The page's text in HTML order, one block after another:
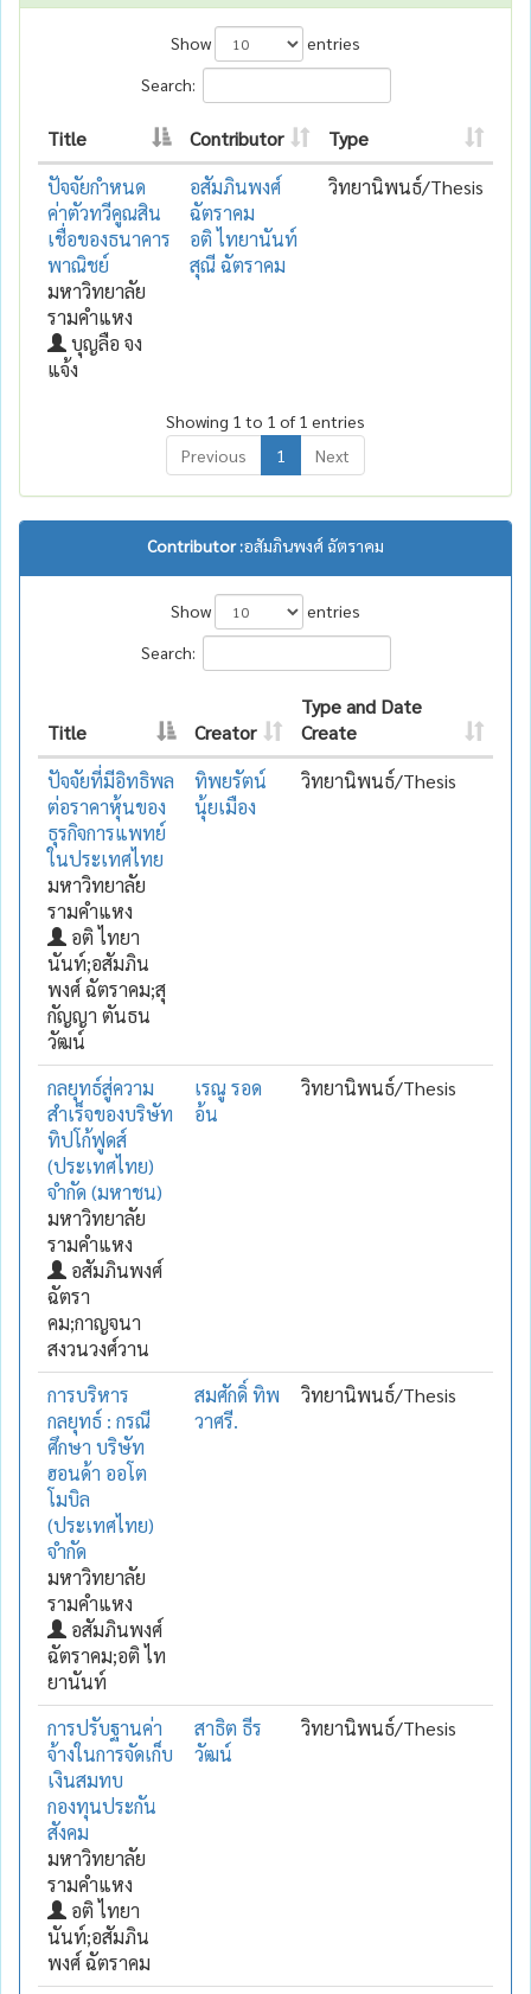
Show
entries
Search:
Title Contributor
Type
ปัจจัยกำหนด
ค่าตัวทวีคูณสิน
เชื่อของธนาคาร
พาณิชย์
มหาวิทยาลัย
รามคำแหง
บุญลือ จง
แจ้ง
อสัมภินพงศ์
ฉัตราคม
อติ ไทยานันท์
สุณี ฉัตราคม
วิทยานิพนธ์/Thesis
Showing 1 to 1 of 1 entries
Previous
1 Next
Contributor :อสัมภินพงศ์ ฉัตราคม
Show
entries
Search:
Title Creator
Type and Date
Create
ปัจจัยที่มีอิทธิพล
ต่อราคาหุ้นของ
ธุรกิจการแพทย์
ในประเทศไทย
มหาวิทยาลัย
รามคำแหง
อติ ไทยา
นันท์;อสัมภิน
พงศ์ ฉัตราคม;สุ
กัญญา ตันธน
วัฒน์
ทิพยรัตน์
นุ้ยเมือง
วิทยานิพนธ์/Thesis
กลยุทธ์สู่ความ
สำเร็จของบริษัท
ทิปโก้ฟูดส์
(ประเทศไทย)
จำกัด (มหาชน)
มหาวิทยาลัย
รามคำแหง
อสัมภินพงศ์
ฉัตรา
คม;กาญจนา
สงวนวงศ์วาน
เรณู รอด
อ้น
วิทยานิพนธ์/Thesis
การบริหาร
กลยุทธ์ : กรณี
ศึกษา บริษัท
ฮอนด้า ออโต
โมบิล
(ประเทศไทย)
จำกัด
มหาวิทยาลัย
รามคำแหง
อสัมภินพงศ์
ฉัตราคม;อติ ไท
ยานันท์
สมศักดิ์ ทิพ
วาศรี.
วิทยานิพนธ์/Thesis
การปรับฐานค่า
จ้างในการจัดเก็บ
เงินสมทบ
กองทุนประกัน
สังคม
มหาวิทยาลัย
รามคำแหง
อติ ไทยา
นันท์;อสัมภิน
พงศ์ ฉัตราคม
สาธิต ธีร
วัฒน์
วิทยานิพนธ์/Thesis